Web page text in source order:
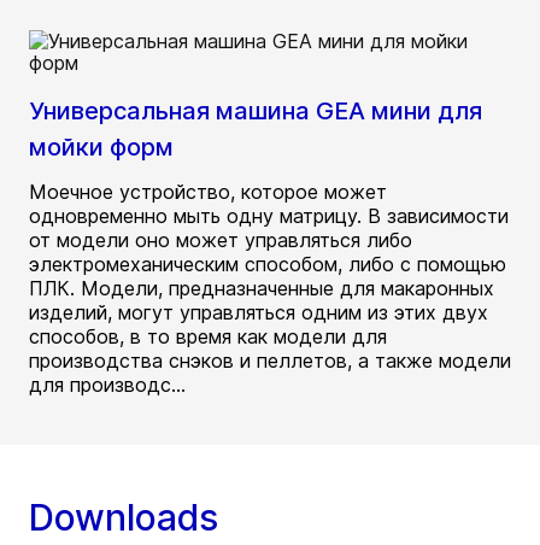
Универсальная машина GEA мини для
мойки форм
Моечное устройство, которое может
одновременно мыть одну матрицу. В зависимости
от модели оно может управляться либо
электромеханическим способом, либо с помощью
ПЛК. Модели, предназначенные для макаронных
изделий, могут управляться одним из этих двух
способов, в то время как модели для
производства снэков и пеллетов, а также модели
для производс...
Downloads